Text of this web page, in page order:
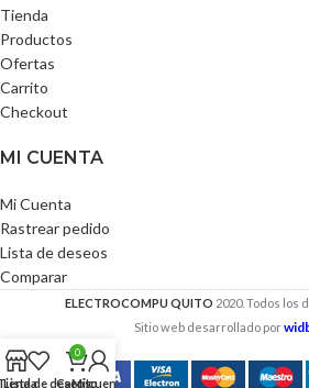
Tienda
Productos
Ofertas
Carrito
Checkout
MI CUENTA
Mi Cuenta
Rastrear pedido
Lista de deseos
Comparar
ELECTROCOMPU QUITO 2020. Todos los
Sitio web desarrollado por
Lista de deseos
0
Carrito
Mi cuenta